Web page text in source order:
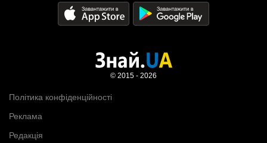
Політика конфіденційності
Реклама
Редакція
© 2015 - 2026